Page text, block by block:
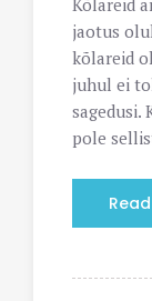
Kõlareid
jaotus
kõlareid
juhul ei
sagedusi.
pole